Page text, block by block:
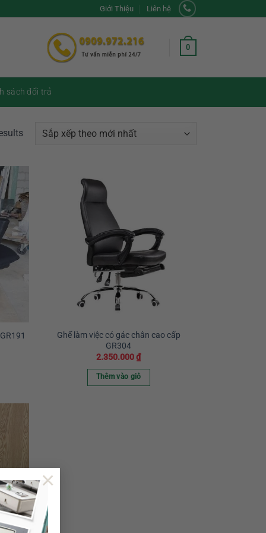
×
Giới Thiệu Liên hệ
0
sách đổi trả
Ghế làm việc có gác chân cao cấp
GR304
2.350.000₫
Thêm vào giỏ